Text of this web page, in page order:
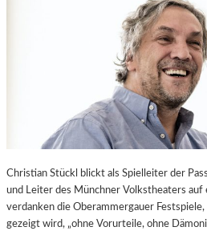
Christian Stückl blickt als Spielleiter der
und Leiter des Münchner Volkstheaters
verdanken die Oberammergauer Festspiele,
gezeigt wird, „ohne Vorurteile, ohne